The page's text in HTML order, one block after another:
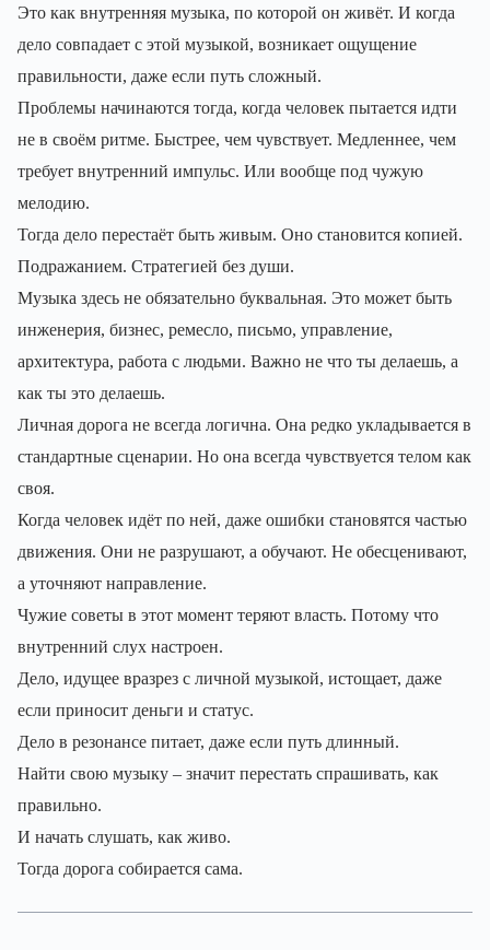
Это как внутренняя музыка, по которой он живёт. И когда
дело совпадает с этой музыкой, возникает ощущение
правильности, даже если путь сложный.
Проблемы начинаются тогда, когда человек пытается идти
не в своём ритме. Быстрее, чем чувствует. Медленнее, чем
требует внутренний импульс. Или вообще под чужую
мелодию.
Тогда дело перестаёт быть живым. Оно становится копией.
Подражанием. Стратегией без души.
Музыка здесь не обязательно буквальная. Это может быть
инженерия, бизнес, ремесло, письмо, управление,
архитектура, работа с людьми. Важно не что ты делаешь, а
как ты это делаешь.
Личная дорога не всегда логична. Она редко укладывается в
стандартные сценарии. Но она всегда чувствуется телом как
своя.
Когда человек идёт по ней, даже ошибки становятся частью
движения. Они не разрушают, а обучают. Не обесценивают,
а уточняют направление.
Чужие советы в этот момент теряют власть. Потому что
внутренний слух настроен.
Дело, идущее вразрез с личной музыкой, истощает, даже
если приносит деньги и статус.
Дело в резонансе питает, даже если путь длинный.
Найти свою музыку – значит перестать спрашивать, как
правильно.
И начать слушать, как живо.
Тогда дорога собирается сама.